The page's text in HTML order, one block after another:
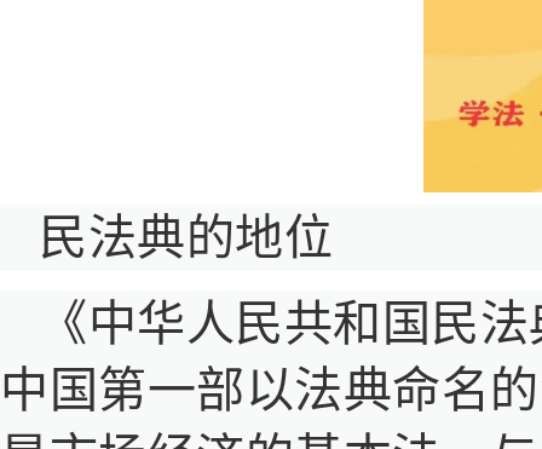
民法典的地位
《中华人民共和国民
中国第一部以法典命名